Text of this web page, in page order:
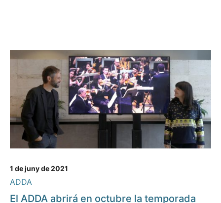
1 de juny de 2021
ADDA
El ADDA abrirá en octubre la temporada